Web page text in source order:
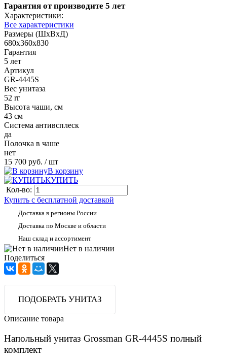
Гарантия от производите 5 лет
Характеристики:
Все характеристики
Размеры (ШхВхД)
680x360x830
Гарантия
5 лет
Артикул
GR-4445S
Вес унитаза
52 rг
Высота чаши, см
43 см
Система антивсплеск
да
Полочка в чаше
нет
15 700 руб. / шт
В корзину
КУПИТЬ
Кол-во:
Купить с бесплатной доставкой
Доставка в регионы России
Доставка по Москве и области
Наш склад и ассортимент
Нет в наличии
Поделиться
ПОДОБРАТЬ УНИТАЗ
Описание товара
Напольный унитаз Grossman GR-4445S полный
комплект